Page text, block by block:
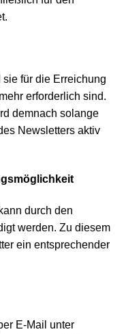
für die Erreichung
erforderlich sind.
demnach solange
Newsletters aktiv
durch den
werden. Zu diesem
ein entsprechender
E-Mail unter